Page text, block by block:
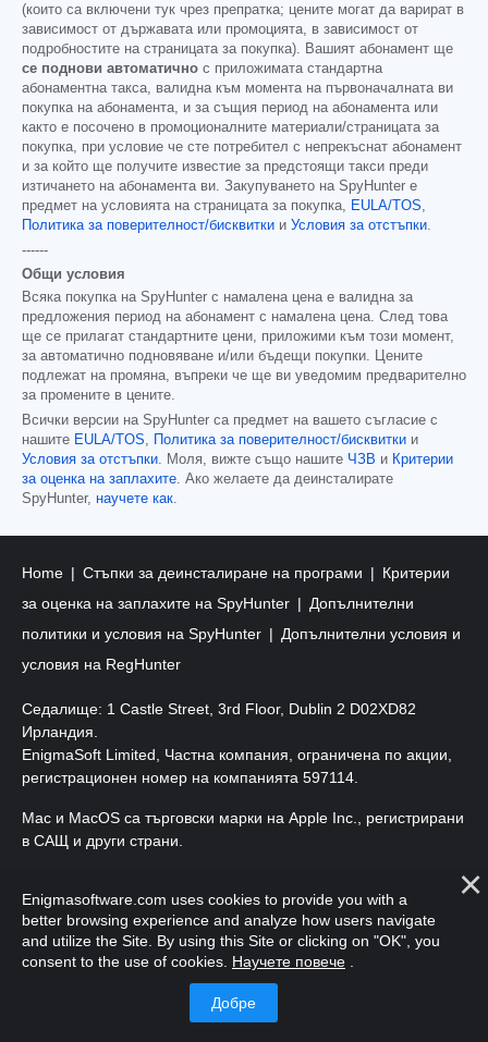
(които са включени тук чрез препратка; цените могат да варират в
зависимост от държавата или промоцията, в зависимост от
подробностите на страницата за покупка). Вашият абонамент ще
се поднови автоматично с приложимата стандартна
абонаментна такса, валидна към момента на първоначалната ви
покупка на абонамента, и за същия период на абонамента или
както е посочено в промоционалните материали/страницата за
покупка, при условие че сте потребител с непрекъснат абонамент
и за който ще получите известие за предстоящи такси преди
изтичането на абонамента ви. Закупуването на SpyHunter е
предмет на условията на страницата за покупка,
EULA/TOS
Политика за поверителност/бисквитки и Условия за отстъпки
------
Общи условия
Всяка покупка на SpyHunter с намалена цена е валидна за
предложения период на абонамент с намалена цена. След това
ще се прилагат стандартните цени, приложими към този момент,
за автоматично подновяване и/или бъдещи покупки. Цените
подлежат на промяна, въпреки че ще ви уведомим предварително
за промените в цените.
Всички версии на SpyHunter са предмет на вашето съгласие с
нашите EULA/TOS Политика за поверителност/бисквитки и
Условия за отстъпки . Моля, вижте също нашите ЧЗВ и Критерии
за оценка на заплахите . Ако желаете да деинсталирате
SpyHunter, научете как
Home Стъпки за деинсталиране на програми
Критерии
за оценка на заплахите на SpyHunter
Допълнителни
политики и условия на SpyHunter
Допълнителни условия и
условия на RegHunter
Седалище: 1 Castle Street, 3rd Floor, Dublin 2 D02XD82
Ирландия.
EnigmaSoft Limited, Частна компания, ограничена по акции,
регистрационен номер на компанията 597114.
Mac и MacOS са търговски марки на Apple Inc., регистрирани
в САЩ и други страни.
запазени.
Enigmasoftware.com uses cookies to provide you with a
better browsing experience and analyze how users navigate
and utilize the Site. By using this Site or clicking on "OK", you
consent to the use of cookies. Научете повече